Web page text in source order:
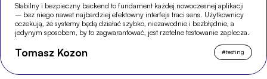
Stabilny i bezpieczny backend to fundament każdej nowoczesnej aplikacji
– bez niego nawet najbardziej efektowny interfejs traci sens. Użytkownicy
oczekują, że systemy będą działać szybko, niezawodnie i bezbłędnie, a
jedynym sposobem, by to zagwarantować, jest rzetelne testowanie zaplecza.
Tomasz Kozon #testing